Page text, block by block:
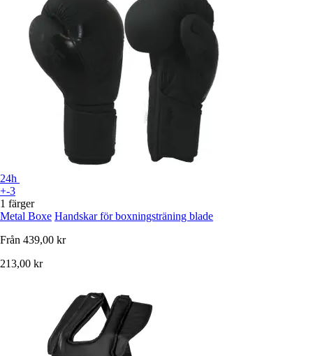
24h
+-3
1 färger
Metal Boxe Handskar för boxningsträning blade
Från 439,00 kr
213,00 kr